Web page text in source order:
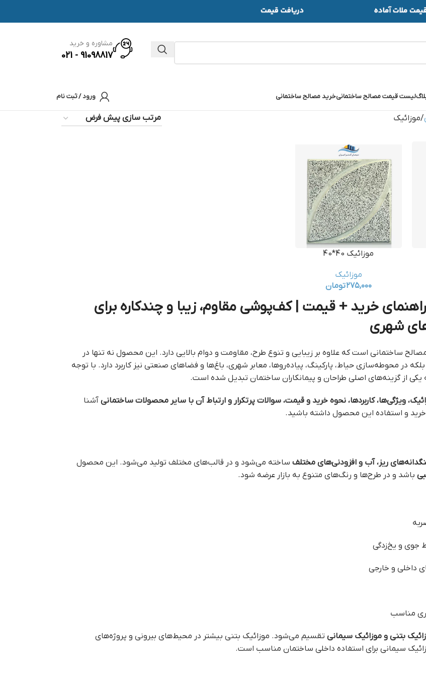
مشاوره و خرید
91098817 - 021
لیست قیمت مصالح ساختمانیخرید مصالح ساختمانی ورود / ثبت نام
موزائیک
موزائیک 40*40
موزائیک
۲۷۵,۰۰۰تومان
خرید + قیمت | کف‌پوشی مقاوم، زیبا و چندکاره برای
شهری
مصالح ساختمانی است که علاوه بر زیبایی و تنوع طرح، مقاومت و دوام بالایی دارد. این محصول نه تنها در
در محوطه‌سازی حیاط، پارکینگ، پیاده‌روها، معابر شهری، باغ‌ها و فضاهای صنعتی نیز کاربرد دارد. با توجه
یکی از گزینه‌های اصلی طراحان و پیمانکاران ساختمان تبدیل شده است.
ویژگی‌ها، کاربردها، نحوه خرید و قیمت، سوالات پرتکرار و ارتباط آن با سایر محصولات ساختمانیآشنا
و استفاده این محصول داشته باشید.
ریز، آب و افزودنی‌های مختلفساخته می‌شود و در قالب‌های مختلف تولید می‌شود. این محصول
باشد و در طرح‌ها و رنگ‌های متنوع به بازار عرضه شود.
جوی و یخ‌زدگی
داخلی و خارجی
مناسب
بتنی و موزائیک سیمانیتقسیم می‌شود. موزائیک بتنی بیشتر در محیط‌های بیرونی و پروژه‌های
سیمانی برای استفاده داخلی ساختمان مناسب است.